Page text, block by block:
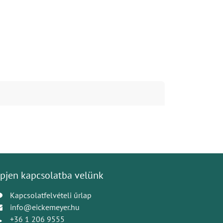
kapcsolatba velünk
Kapcsolatfelvételi űrlap
info@eickemeyer.hu
+36 1 206 9555